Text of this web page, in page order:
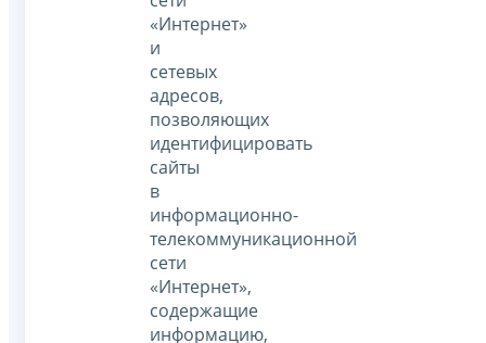
«Интернет»
и
сетевых
адресов,
позволяющих
идентифицировать
сайты
в
информационно-
телекоммуникационной
сети
«Интернет»,
содержащие
информацию,